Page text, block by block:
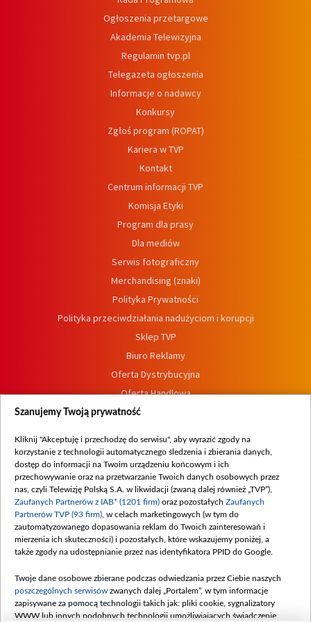
Ogłoszenia przetargowe
Akademia Telewizyjna
Regulamin tvp.pl
Telegazeta ogłoszenia
Informacje o nadawcy
Konkursy
Zgłoś program (ROPAT)
Kariera w TVP
Kontakt
Centrum informacji TVP
Komisja Etyki
Program dla prasy
Dla mediów
Serwis fotograficzny
Merchandising (znaki)
Polityka Prywatności
Polityka przeciwdziałania nadużyciom i korupcji
Sklep TVP
Biuro Reklamy
Oferta Dystrybucyjna
Oferta Handlowa
Dostępność
Procedura zgłoszeń wewnętrznych
Szanujemy Twoją prywatność
Kliknij "Akceptuję i przechodzę do serwisu", aby wyrazić zgody na
korzystanie z technologii automatycznego śledzenia i zbierania danych,
dostęp do informacji na Twoim urządzeniu końcowym i ich
przechowywanie oraz na przetwarzanie Twoich danych osobowych przez
nas, czyli Telewizję Polską S.A. w likwidacji (zwaną dalej również „TVP”),
Zaufanych Partnerów z IAB* (1201 firm) oraz pozostałych Zaufanych
Partnerów TVP (93 firm) , w celach marketingowych (w tym do
zautomatyzowanego dopasowania reklam do Twoich zainteresowań i
mierzenia ich skuteczności) i pozostałych, które wskazujemy poniżej, a
także zgody na udostępnianie przez nas identyfikatora PPID do Google.
Twoje dane osobowe zbierane podczas odwiedzania przez Ciebie naszych
poszczególnych serwisów zwanych dalej „Portalem”, w tym informacje
zapisywane za pomocą technologii takich jak: pliki cookie, sygnalizatory
WWW lub innych podobnych technologii umożliwiających świadczenie